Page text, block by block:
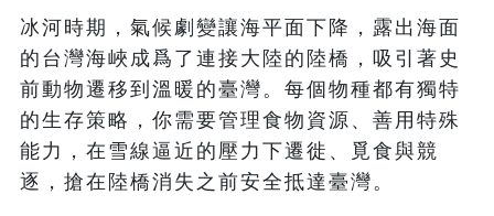
冰河時期，氣候劇變讓海平面下降，露出海面
的台灣海峽成爲了連接大陸的陸橋，吸引著史
前動物遷移到溫暖的臺灣。每個物種都有獨特
的生存策略，你需要管理食物資源、善用特殊
能力，在雪線逼近的壓力下遷徙、覓食與競
逐，搶在陸橋消失之前安全抵達臺灣。